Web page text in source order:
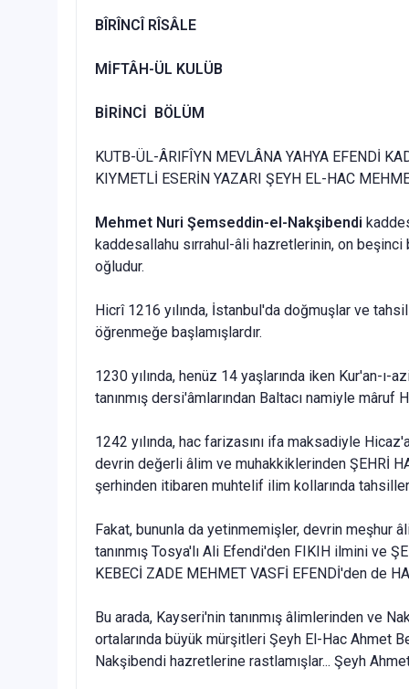
BÎRÎNCÎ RÎSÂLE
MİFTÂH-ÜL KULÜB
BİRİNCİ BÖLÜM
KUTB-ÜL-ÂRlFÎYN MEVLÂNA YAHYA EFENDİ
KIYMETLİ ESERİN YAZARI ŞEYH EL-HAC
Mehmet Nuri Şemseddin-el-Nakşibendi
kaddesallahu sırrahul-âli hazretlerinin, on beşinci
oğludur.
Hicrî 1216 yılında, İstanbul'da doğmuşlar ve
öğrenmeğe başlamışlardır.
1230 yılında, henüz 14 yaşlarında iken Kur'an-
tanınmış dersi'âmlarından Baltacı namiyle
1242 yılında, hac farizasını ifa maksadiyle
devrin değerli âlim ve muhakkiklerinden ŞEHRİ
şerhinden itibaren muhtelif ilim kol­larında
Fakat, bununla da yetinmemişler, devrin meşhur
tanınmış Tosya'lı Ali Efendi'den FIKIH ilmini ve
KEBECİ ZADE MEH­MET VASFİ EFENDİ'den de
Bu arada, Kayseri'nin tanınmış âlimlerinden ve
ortalarında büyük mürşitleri Şeyh El-Hac Ah­met
Nakşibendi hazretlerine rastlamışlar... Şeyh